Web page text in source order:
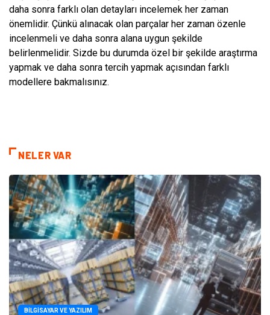
daha sonra farklı olan detayları incelemek her zaman
önemlidir. Çünkü alınacak olan parçalar her zaman özenle
incelenmeli ve daha sonra alana uygun şekilde
belirlenmelidir. Sizde bu durumda özel bir şekilde araştırma
yapmak ve daha sonra tercih yapmak açısından farklı
modellere bakmalısınız.
NELER VAR
BILGISAYAR VE YAZILIM